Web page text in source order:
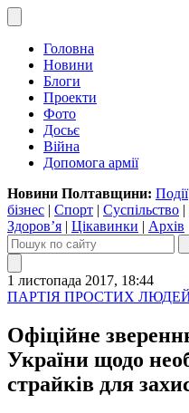
Головна
Новини
Блоги
Проекти
Фото
Досьє
Війна
Допомога армії
Новини Полтавщини: Події
бізнес | Спорт | Суспільство |
Здоров’я | Цікавинки | Архів
1 листопада 2017, 18:44
ПАРТІЯ ПРОСТИХ
Офіційне
України щодо
страйків для